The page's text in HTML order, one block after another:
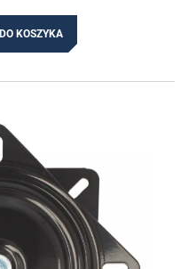
DO KOSZYKA